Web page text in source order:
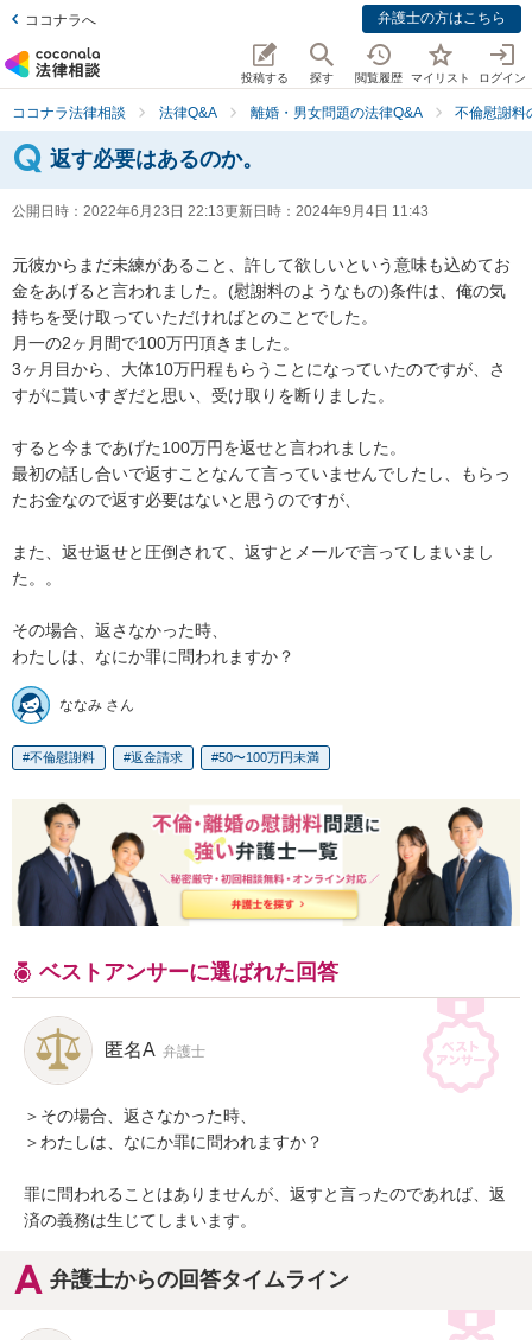
ココナラへ 弁護士の方はこちら
投稿する 探す 閲覧履歴 マイリスト ログイン
ココナラ法律相談 法律Q&A 離婚・男女問題の法律Q&A 不倫慰謝料
返す必要はあるのか。
公開日時： 2022年6月23日 22:13更新日時： 2024年9月4日 11:43
元彼からまだ未練があること、許して欲しいという意味も込めてお
金をあげると言われました。(慰謝料のようなもの)条件は、俺の気
持ちを受け取っていただければとのことでした。
月一の2ヶ月間で100万円頂きました。
3ヶ月目から、大体10万円程もらうことになっていたのですが、さ
すがに貰いすぎだと思い、受け取りを断りました。
すると今まであげた100万円を返せと言われました。
最初の話し合いで返すことなんて言っていませんでしたし、もらっ
たお金なので返す必要はないと思うのですが、
また、返せ返せと圧倒されて、返すとメールで言ってしまいまし
た。。
その場合、返さなかった時、
わたしは、なにか罪に問われますか？
ななみ さん
不倫慰謝料 返金請求 50〜100万円未満
ベストアンサーに選ばれた回答
匿名A 弁護士
＞その場合、返さなかった時、
＞わたしは、なにか罪に問われますか？
罪に問われることはありませんが、返すと言ったのであれば、返
済の義務は生じてしまいます。
弁護士からの回答タイムライン